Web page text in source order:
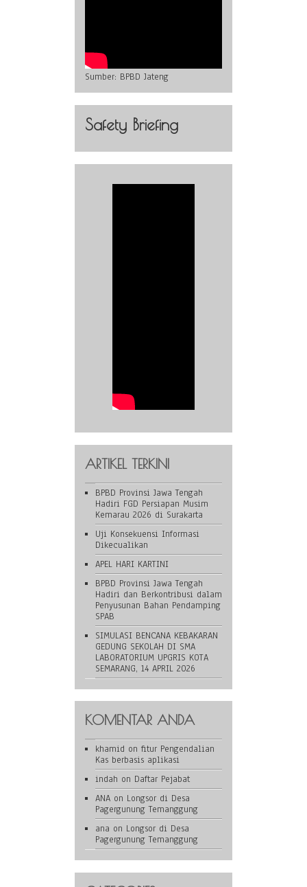
Sumber: BPBD Jateng
Safety Briefing
ARTIKEL TERKINI
BPBD Provinsi Jawa Tengah
Hadiri FGD Persiapan Musim
Kemarau 2026 di Surakarta
Uji Konsekuensi Informasi
Dikecualikan
APEL HARI KARTINI
BPBD Provinsi Jawa Tengah
Hadiri dan Berkontribusi dalam
Penyusunan Bahan Pendamping
SPAB
SIMULASI BENCANA KEBAKARAN
GEDUNG SEKOLAH DI SMA
LABORATORIUM UPGRIS KOTA
SEMARANG, 14 APRIL 2026
KOMENTAR ANDA
khamid on fitur Pengendalian
Kas berbasis aplikasi
indah on Daftar Pejabat
ANA on Longsor di Desa
Pagergunung Temanggung
ana on Longsor di Desa
Pagergunung Temanggung